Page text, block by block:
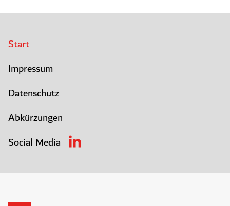
Start
Impressum
Datenschutz
Abkürzungen
Social Media